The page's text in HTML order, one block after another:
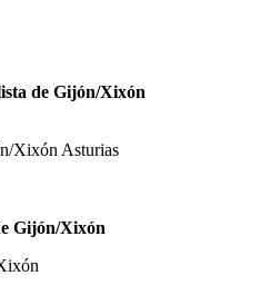
de Gijón/Xixón
Xixón Asturias
Gijón/Xixón